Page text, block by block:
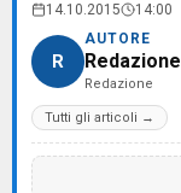
14.10.2015 14:00
R
AUTORE
Redazione
Redazione
Tutti gli articoli →